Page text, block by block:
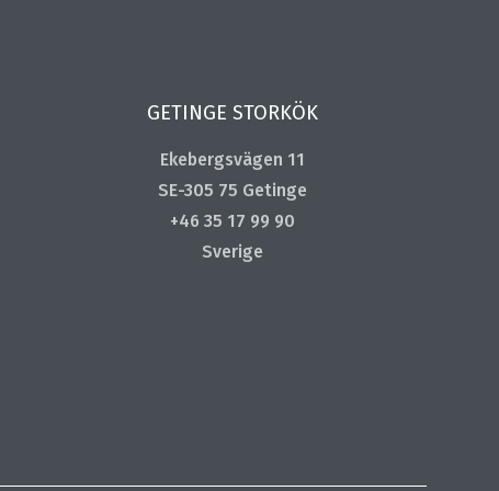
GETINGE STORKÖK
Ekebergsvägen 11
SE-305 75 Getinge
+46 35 17 99 90
Sverige